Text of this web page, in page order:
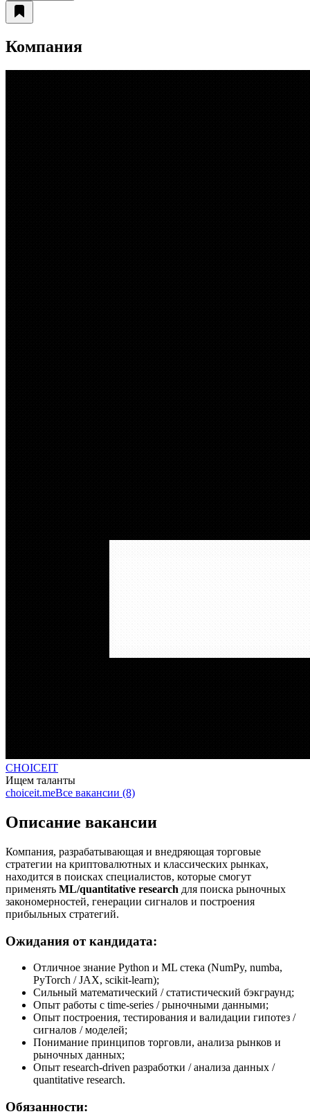
Компания
CHOICEIT
Ищем таланты
choiceit.meВсе вакансии (8)
Описание вакансии
Компания, разрабатывающая и внедряющая торговые
стратегии на криптовалютных и классических рынках,
находится в поисках специалистов, которые смогут
применять ML/quantitative research для поиска рыночных
закономерностей, генерации сигналов и построения
прибыльных стратегий.
Ожидания от кандидата:
Отличное знание Python и ML стека (NumPy, numba,
PyTorch / JAX, scikit-learn);
Сильный математический / статистический бэкграунд;
Опыт работы с time-series / рыночными данными;
Опыт построения, тестирования и валидации гипотез /
сигналов / моделей;
Понимание принципов торговли, анализа рынков и
рыночных данных;
Опыт research-driven разработки / анализа данных /
quantitative research.
Обязанности: